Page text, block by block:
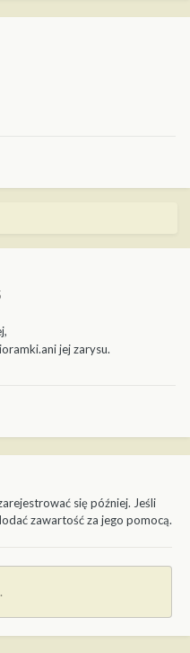
jej zarysu.
się później. Jeśli
zawartość za jego pomocą.